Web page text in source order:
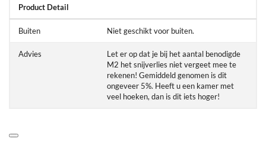
Product Detail
Buiten Niet geschikt voor buiten.
Advies
Let er op dat je bij het aantal benodigde
M2 het snijverlies niet vergeet mee te
rekenen! Gemiddeld genomen is dit
ongeveer 5%. Heeft u een kamer met
veel hoeken, dan is dit iets hoger!